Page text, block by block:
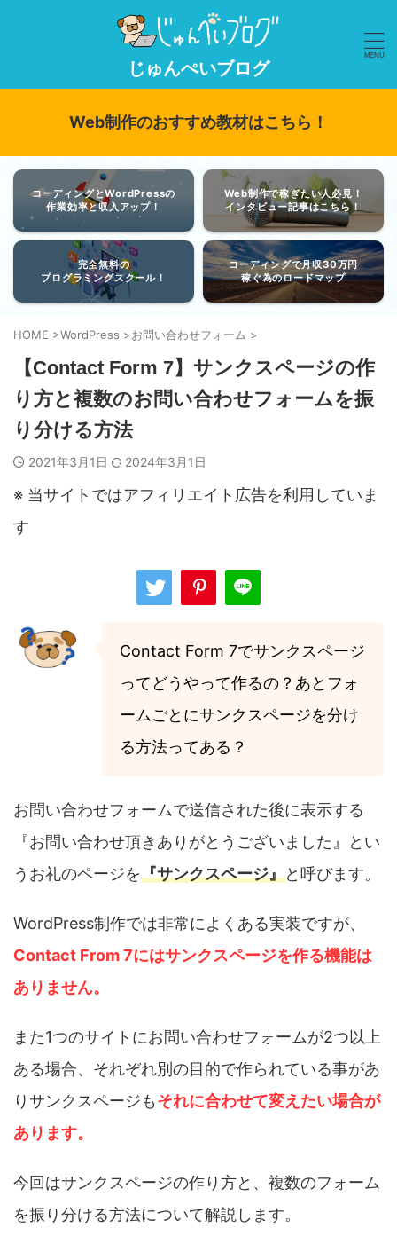
じゅんぺいブログ
Web制作のおすすめ教材はこちら！
コーディングとWordPressの
作業効率と収入アップ！
Web制作で稼ぎたい人必見！
インタビュー記事はこちら！
完全無料の
プログラミングスクール！
コーディングで月収30万円
稼ぐ為のロードマップ
HOME >WordPress >お問い合わせフォーム >
【Contact Form 7】サンクスページの作
り方と複数のお問い合わせフォームを振
り分ける方法
2021年3月1日 2024年3月1日
※ 当サイトではアフィリエイト広告を利用していま
す
Contact Form 7でサンクスページ
ってどうやって作るの？あとフォ
ームごとにサンクスページを分け
る方法ってある？
お問い合わせフォームで送信された後に表示する
『お問い合わせ頂きありがとうございました』とい
うお礼のページを『サンクスページ』と呼びます。
WordPress制作では非常によくある実装ですが、
Contact From 7にはサンクスページを作る機能は
ありません。
また1つのサイトにお問い合わせフォームが2つ以上
ある場合、それぞれ別の目的で作られている事があ
りサンクスページもそれに合わせて変えたい場合が
あります。
今回はサンクスページの作り方と、複数のフォーム
を振り分ける方法について解説します。